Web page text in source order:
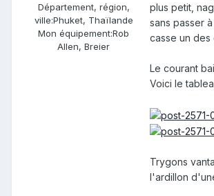
Département, région,
ville:Phuket, Thaïlande
Mon équipement:Rob
Allen, Breier
plus petit,
sans passer
casse un des
Le courant
Voici le
Trygons
l'ardillon